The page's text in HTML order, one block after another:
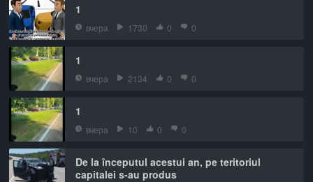
1
вчера 1730 0 0
1
вчера 2134 0 0
1
вчера 10 0 0
De la începutul acestui an, pe teritoriul
capitalei s-au produs